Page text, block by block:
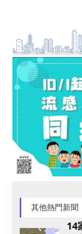
其他熱門新聞
14